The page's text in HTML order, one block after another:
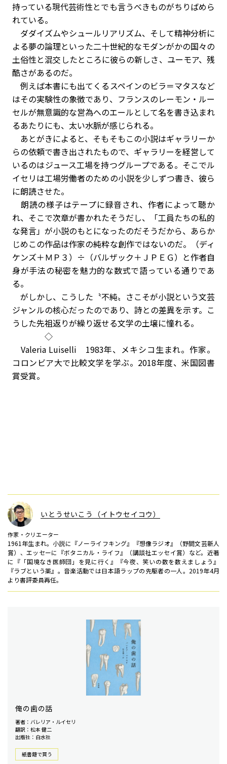
持っている現代芸術性とでも言うべきものがちりばめら
れている。
ダダイズムやシュールリアリズム、そして精神分析に
よる夢の論理といった二十世紀的なモダンがかの国々の
土俗性と混交したところに彼らの新しさ、ユーモア、残
酷さがあるのだ。
例えば本書にも出てくるスペインのビラ＝マタスなど
はその実験性の象徴であり、フランスのレーモン・ルー
セルが無意識的な営為へのエールとして名を書き込まれ
るあたりにも、太い水脈が感じられる。
あとがきによると、そもそもこの小説はギャラリーか
らの依頼で書き出されたもので、ギャラリーを経営して
いるのはジュース工場を持つグループである。そこでル
イセリは工場労働者のための小説を少しずつ書き、彼ら
に朗読させた。
朗読の様子はテープに録音され、作者によって聴か
れ、そこで次章が書かれたそうだし、「工員たちの私的
な発言」が小説のもとになったのだそうだから、あらか
じめこの作品は作家の純粋な創作ではないのだ。（ディ
ケンズ＋ＭＰ３）÷（バルザック＋ＪＰＥＧ）と作者自
身が手法の秘密を魅力的な数式で語っている通りであ
る。
がしかし、こうした〝不純〟さこそが小説という文芸
ジャンルの核心だったのであり、詩との差異を示す。こ
うした先祖返りが繰り返せる文学の土壌に憧れる。
◇
Valeria Luiselli 1983年、メキシコ生まれ。作家。
コロンビア大で比較文学を学ぶ。2018年度、米国図書
賞受賞。
いとうせいこう（イトウセイコウ）
作家・クリエーター
1961年生まれ。小説に『ノーライフキング』『想像ラジオ』（野間文芸新人
賞）、エッセーに『ボタニカル・ライフ』（講談社エッセイ賞）など。近著
に『「国境なき医師団」を見に行く』『今夜、笑いの数を数えましょう』
『ラブという薬』。音楽活動では日本語ラップの先駆者の一人。2019年4月
より書評委員再任。
俺の歯の話
著者：バレリア・ルイセリ
翻訳：松本 健二
出版社：白水社
紙書籍で買う